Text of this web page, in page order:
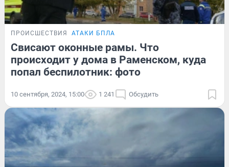
ПРОИСШЕСТВИЯ АТАКИ БПЛА
Свисают оконные рамы. Что
происходит у дома в Раменском, куда
попал беспилотник: фото
10 сентября, 2024, 15:00 1 241 Обсудить